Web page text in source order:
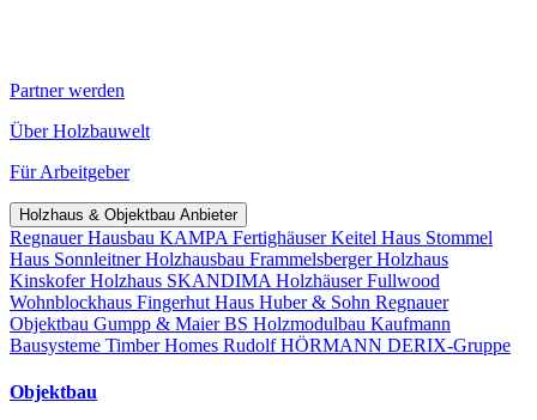
Partner werden
Über Holzbauwelt
Für Arbeitgeber
Holzhaus & Objektbau Anbieter
Regnauer Hausbau KAMPA FertighäuserKeitel Haus Stommel
Haus Sonnleitner Holzhausbau Frammelsberger Holzhaus
Kinskofer Holzhaus SKANDIMA HolzhäuserFullwood
Wohnblockhaus Fingerhut Haus Huber & Sohn Regnauer
Objektbau Gumpp & MaierBS Holzmodulbau Kaufmann
Bausysteme Timber Homes Rudolf HÖRMANN DERIX-Gruppe
Objektbau